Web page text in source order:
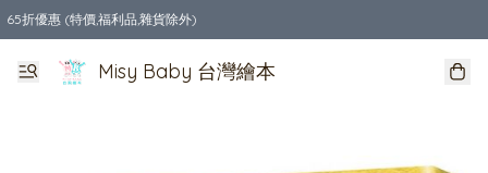
65折優惠 (特價,福利品,雜貨除外)
全店購物滿$550，免運費
Misy Baby 台灣繪本